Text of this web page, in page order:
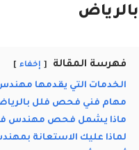
بالرياض
فهرسة المقالة إخفاء
الخدمات التي يقدمها
مهام فني فحص فلل
ماذا يشمل فحص مهندس
لماذا عليك الاستعانة